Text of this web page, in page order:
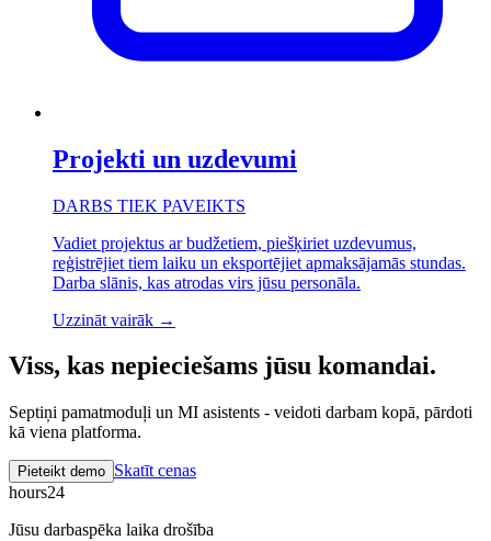
Projekti un uzdevumi
DARBS TIEK PAVEIKTS
Vadiet projektus ar budžetiem, piešķiriet uzdevumus,
reģistrējiet tiem laiku un eksportējiet apmaksājamās stundas.
Darba slānis, kas atrodas virs jūsu personāla.
Uzzināt vairāk →
Viss, kas nepieciešams jūsu komandai.
Septiņi pamatmoduļi un MI asistents - veidoti darbam kopā, pārdoti
kā viena platforma.
Pieteikt demo Skatīt cenas
hours24
Jūsu darbaspēka laika drošība